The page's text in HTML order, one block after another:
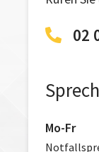
02
Mo-Fr